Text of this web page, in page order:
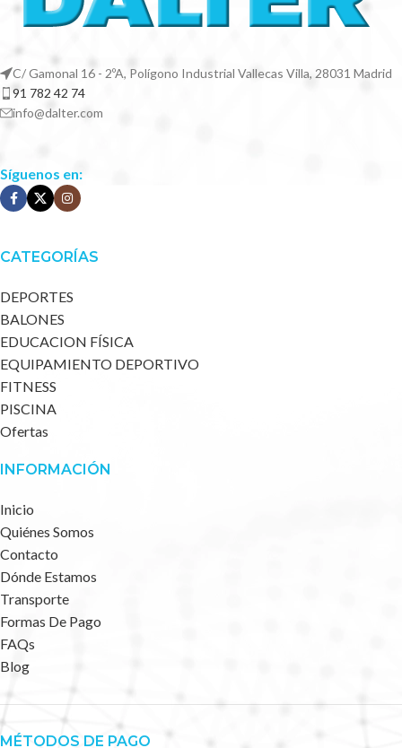
C/ Gamonal 16 - 2ºA, Polígono Industrial Vallecas Villa, 28031 Madrid
91 782 42 74
info@dalter.com
Síguenos en:
CATEGORÍAS
DEPORTES
BALONES
EDUCACION FÍSICA
EQUIPAMIENTO DEPORTIVO
FITNESS
PISCINA
Ofertas
INFORMACIÓN
Inicio
Quiénes Somos
Contacto
Dónde Estamos
Transporte
Formas De Pago
FAQs
Blog
MÉTODOS DE PAGO